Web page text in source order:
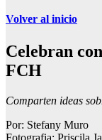
Volver al inicio
Celebran
FCH
Comparten ideas
Por: Stefany Muro
Fotografia: Priscila